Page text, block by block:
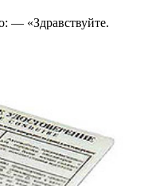
— «Здравствуйте.